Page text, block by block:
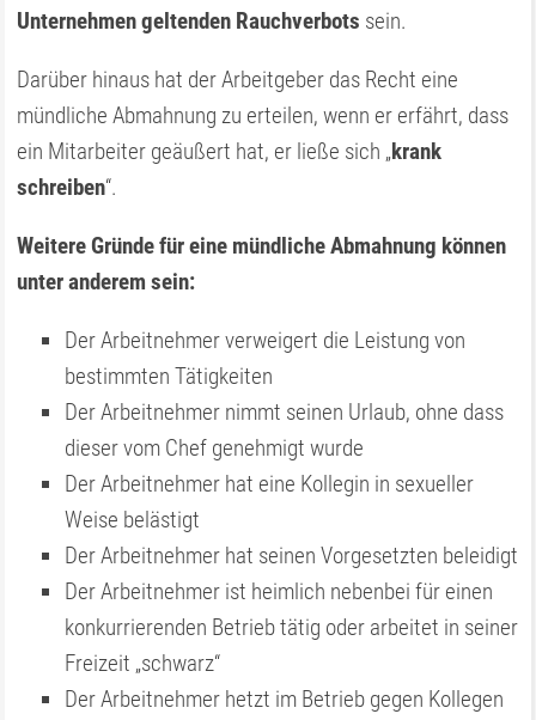
Unternehmen geltenden Rauchverbots sein.
Darüber hinaus hat der Arbeitgeber das Recht eine
mündliche Abmahnung zu erteilen, wenn er erfährt, dass
ein Mitarbeiter geäußert hat, er ließe sich „krank
schreiben“.
Weitere Gründe für eine mündliche Abmahnung können
unter anderem sein:
Der Arbeitnehmer verweigert die Leistung von
bestimmten Tätigkeiten
Der Arbeitnehmer nimmt seinen Urlaub, ohne dass
dieser vom Chef genehmigt wurde
Der Arbeitnehmer hat eine Kollegin in sexueller
Weise belästigt
Der Arbeitnehmer hat seinen Vorgesetzten beleidigt
Der Arbeitnehmer ist heimlich nebenbei für einen
konkurrierenden Betrieb tätig oder arbeitet in seiner
Freizeit „schwarz“
Der Arbeitnehmer hetzt im Betrieb gegen Kollegen